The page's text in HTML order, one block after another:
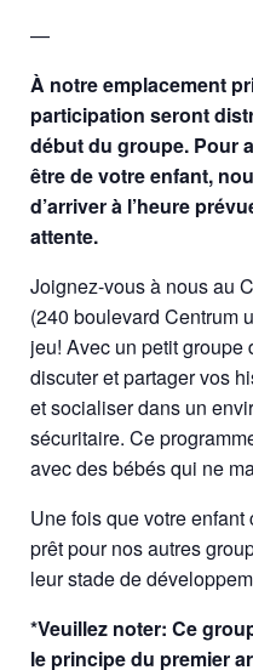
—
À notre emplacement
participation seront
début du groupe. Pour
être de votre enfant,
d’arriver à l’heure
attente.
Joignez-vous à nous au
(240 boulevard Centrum
jeu! Avec un petit groupe
discuter et partager vos
et socialiser dans un
sécuritaire. Ce
avec des bébés qui ne
Une fois que votre
prêt pour nos autres
leur stade de
*Veuillez noter: Ce
le principe du premier